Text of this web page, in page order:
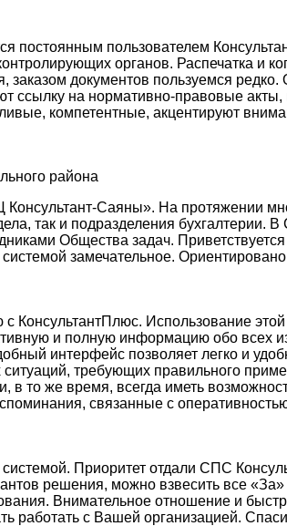
постоянным пользователем
органов. Распечатка и
документов пользуемся
ссылку на нормативно-правовые
компетентные, акцентируют
района
Саяны». На протяжении
так и подразделения
Общества задач.
замечательное.
КонсультантПлюс. Использование
и полную информацию обо всех
интерфейс позволяет легко и
требующих правильного
в то же время, всегда иметь
связанные с
Приоритет отдали СПС
решения, можно взвесить все
Внимательное отношение и
с Вашей организацией.